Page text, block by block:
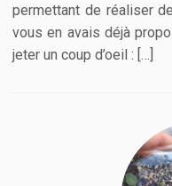
permettant de réaliser
vous en avais déjà
jeter un coup d’oeil : […]